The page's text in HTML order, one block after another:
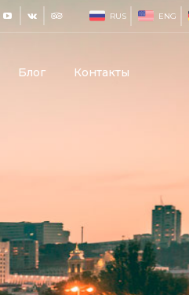
RUS ENG
Блог Контакты